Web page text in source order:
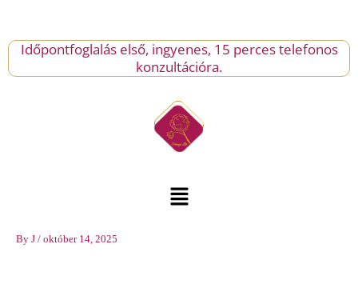
contentIdőpontfoglalás első, ingyenes, 15 perces telefonos
konzultációra.
Menu
By J / október 14, 2025
🌿
SZÜNETBEN